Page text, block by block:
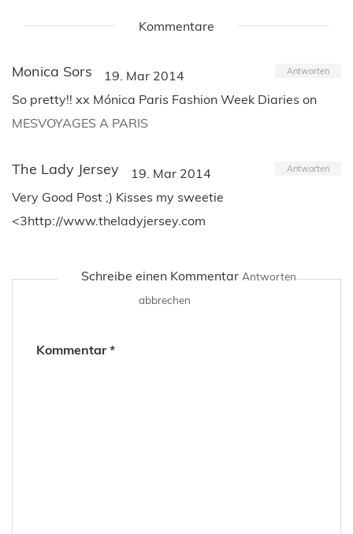
Kommentare
Monica Sors 19. Mar 2014 Antworten
So pretty!! xx Mónica Paris Fashion Week Diaries on
MESVOYAGES A PARIS
The Lady Jersey 19. Mar 2014 Antworten
Very Good Post ;) Kisses my sweetie
<3http://www.theladyjersey.com
Schreibe einen Kommentar Antworten
abbrechen
Kommentar*